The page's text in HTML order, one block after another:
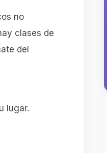
no
clases de
del
lugar.